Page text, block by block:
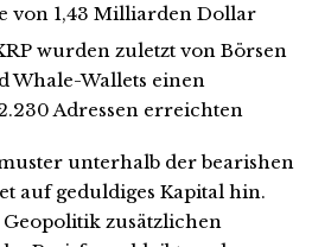
von 1,43 Milliarden Dollar
wurden zuletzt von Börsen
Whale-Wallets einen
Adressen erreichten
unterhalb der bearishen
auf geduldiges Kapital hin.
zusätzlichen